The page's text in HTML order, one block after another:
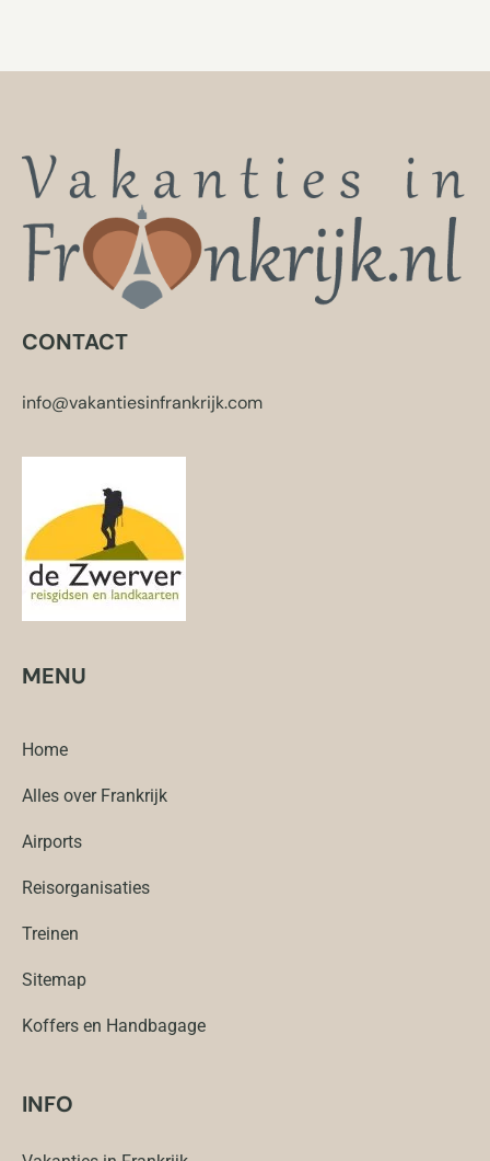
CONTACT
info@vakantiesinfrankrijk.com
MENU
Home
Alles over Frankrijk
Airports
Reisorganisaties
Treinen
Sitemap
Koffers en Handbagage
INFO